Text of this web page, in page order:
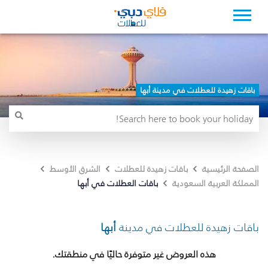
باقات زهيدة للعطلات في مدينة أبها
الصفحة الرئيسية باقات زهيدة للعطلات
الشرق الأوسط
المملكة العربية السعودية
باقات العطلات في أبها
باقات زهيدة للعطلات في مدينةأبها
هذه العروض غير متوفرة حاليًا في منطقتك.